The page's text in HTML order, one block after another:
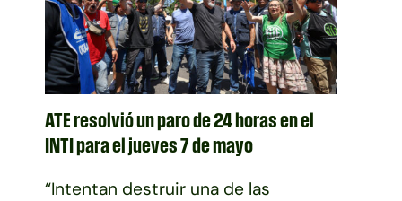
ATE resolvió un paro de 24 horas en el
INTI para el jueves 7 de mayo
“Intentan destruir una de las